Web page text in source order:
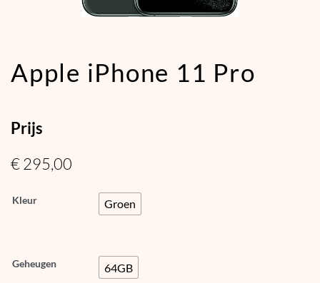
Apple iPhone 11 Pro
Prijs
€ 295,00
Kleur Groen
Geheugen 64GB